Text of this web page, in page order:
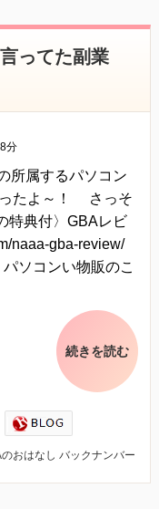
ってた副業
分
所属するパソコン
ったよ～！ さっそ
特典付〉GBAレビ
naaa-gba-review/
ソコンい物販のこ
続きを読む
おはなし バックナンバー